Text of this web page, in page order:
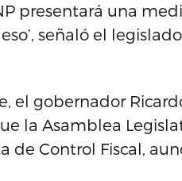
presentará una
señaló el
el gobernador
la Asamblea
de Control Fiscal,